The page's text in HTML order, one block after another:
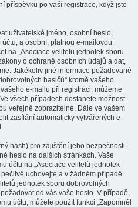
příspěvků po vaší registrace, když jste
uživatelské jméno, osobní heslo,
a osobní, platnou e-mailovou
na „Asociace velitelů jednotek sboru
o ochraně osobních údajů a dat,
Jakékoliv jiné informace požadované
hasičů“ kromě vašeho
e-mailu při registraci, můžeme
všech případech dostanete možnost
veřejně zobrazitelné. Dále ve vašem
zasílání automaticky vytvářených e-
hash) pro zajištění jeho bezpečnosti.
heslo na dalších stránkách. Vaše
účtu na „Asociace velitelů jednotek
uchovejte a v žádném případě
jednotek sboru dobrovolných
od vás vaše heslo. V případě,
účtu, můžete použít funkci „Zapomněl